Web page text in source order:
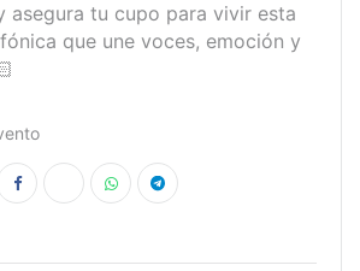
asegura tu cupo para vivir esta
que une voces, emoción y